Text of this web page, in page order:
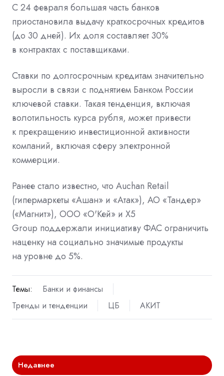
С 24 февраля большая часть банков
приостановила выдачу краткосрочных кредитов
(до 30 дней). Их доля составляет 30%
в контрактах с поставщиками.
Ставки по долгосрочным кредитам значительно
выросли в связи с поднятием Банком России
ключевой ставки. Такая тенденция, включая
волотильность курса рубля, может привести
к прекращению инвестиционной активности
компаний, включая сферу электронной
коммерции.
Ранее стало известно, что Auchan Retail
(гипермаркеты «Ашан» и «Атак»), АО «Тандер»
(«Магнит»), ООО «О'Кей» и X5
Group поддержали инициативу ФАС ограничить
наценку на социально значимые продукты
на уровне до 5%.
Темы:
Банки и финансы
Тренды и тенденции
ЦБ АКИТ
Недавнее